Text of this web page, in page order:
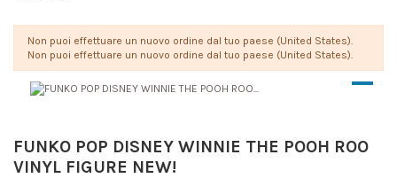
Non puoi effettuare un nuovo ordine dal tuo paese (United States).
Non puoi effettuare un nuovo ordine dal tuo paese (United States).
FUNKO POP DISNEY WINNIE THE POOH ROO
VINYL FIGURE NEW!